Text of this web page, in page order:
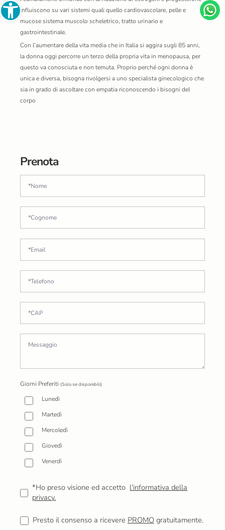
influiscono su vari sistemi quali quello cardiovascolare, pelle e
mucose sistema muscolo scheletrico, tratto urinario e
gastrointestinale.
Con l’aumentare della vita media che in Italia si aggira sugli 85 anni,
la donna oggi percorre un terzo della propria vita in menopausa, per
questo va conosciuta e non temuta. Proprio perché ogni donna è
unica e diversa, bisogna rivolgersi a uno specialista ginecologico che
sia in grado di ascoltare con empatia riconoscendo i bisogni del
corpo
Prenota
Giorni Preferiti (Solo se disponibili)
Lunedì
Martedì
Mercoledì
Giovedì
Venerdì
*Ho preso visione ed accetto l'informativa della
privacy.
Presto il consenso a ricevere PROMO gratuitamente.